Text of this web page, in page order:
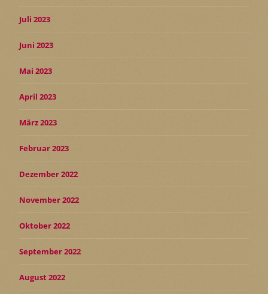
Juli 2023
Juni 2023
Mai 2023
April 2023
März 2023
Februar 2023
Dezember 2022
November 2022
Oktober 2022
September 2022
August 2022